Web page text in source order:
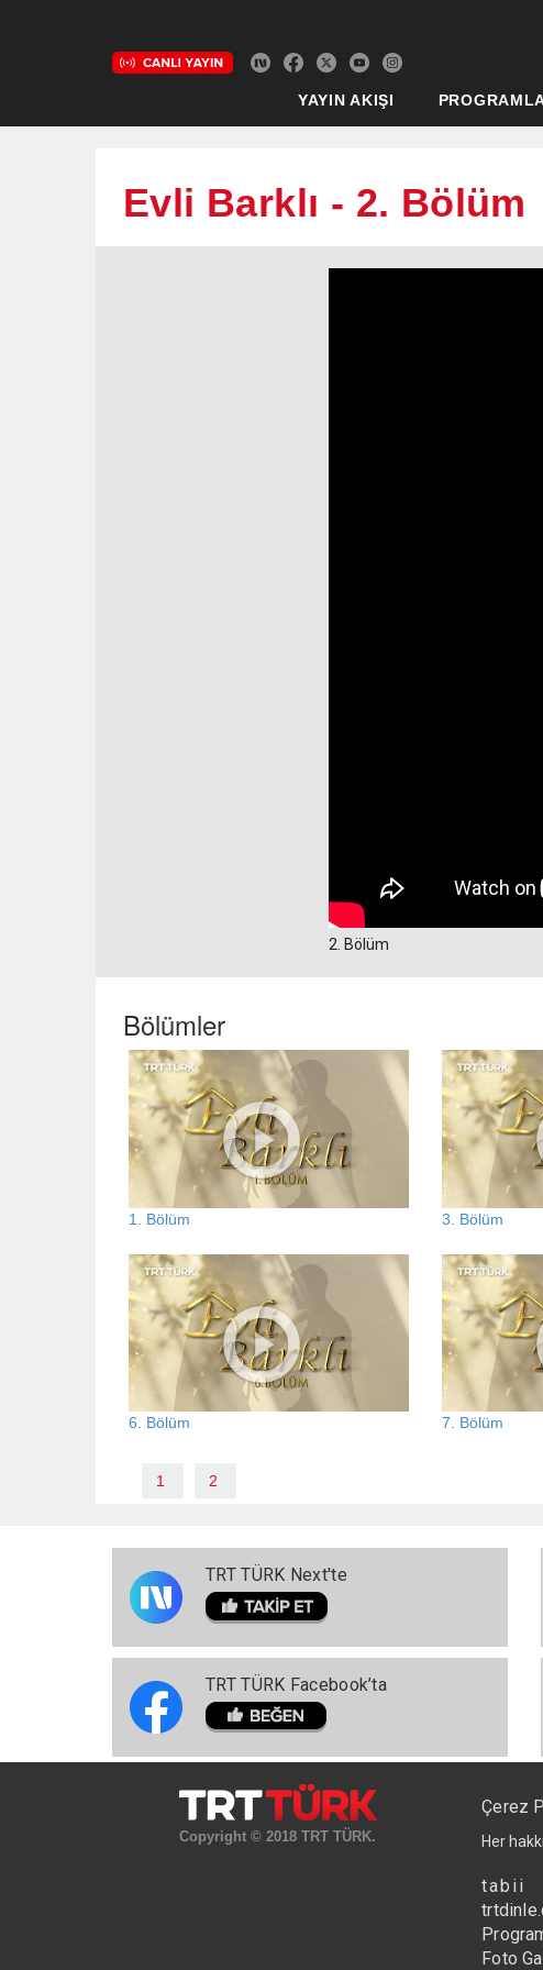
YAYIN AKIŞI
Evli Barklı - 2. Bölüm
2. Bölüm
Bölümler
1. Bölüm 3. Bölüm
6. Bölüm 7. Bölüm
1 2
TRT TÜRK Next'te
TRT TÜRK Facebook’ta
Copyright © 2018 TRT TÜRK.
Çerez
Her
tabii
Foto